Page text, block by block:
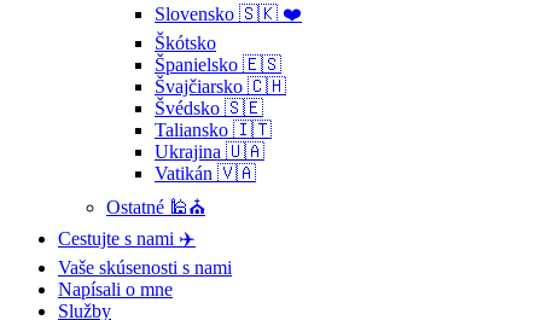
Slovensko 🇸🇰 ❤️
Škótsko
Španielsko 🇪🇸
Švajčiarsko 🇨🇭
Švédsko 🇸🇪
Taliansko 🇮🇹
Ukrajina 🇺🇦
Vatikán 🇻🇦
Ostatné 🕌⛪
Cestujte s nami ✈️
Vaše skúsenosti s nami
Napísali o mne
Služby